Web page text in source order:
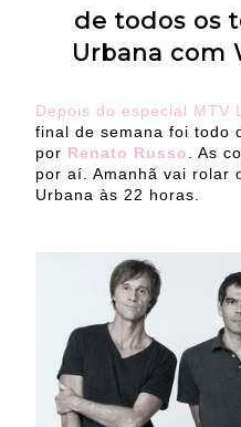
de todos os
Urbana com
Depois do especial MTV
final de semana foi todo
por Renato Russo. As
por aí. Amanhã vai rolar
Urbana às 22 horas.